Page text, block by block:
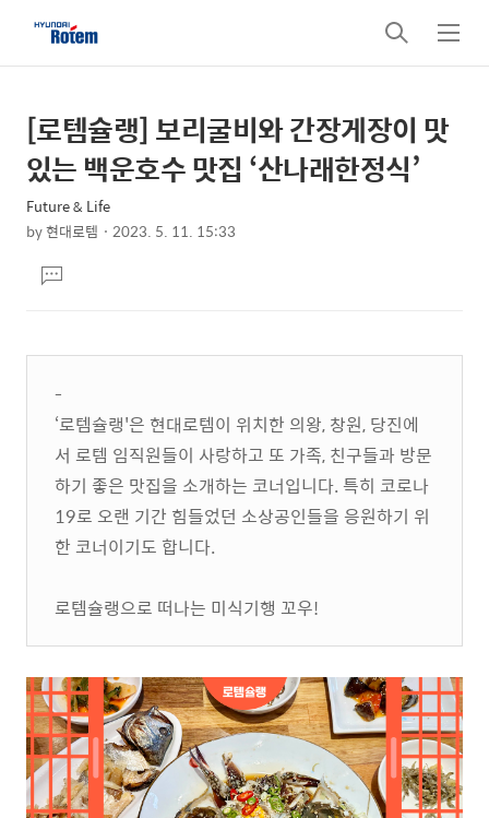
검
색
메
뉴
상
세
컨
텐
본
문
제
목
[로템슐랭] 보리굴비와 간장게장이 맛
있는 백운호수 맛집 ‘산나래한정식’
Future & Life
by현대로템 2023. 5. 11. 15:33
문댓
글
-
‘로템슐랭'은 현대로템이 위치한 의왕, 창원, 당진에
서 로템 임직원들이 사랑하고 또 가족, 친구들과 방문
하기 좋은 맛집을 소개하는 코너입니다. 특히 코로나
19로 오랜 기간 힘들었던 소상공인들을 응원하기 위
한 코너이기도 합니다.
로템슐랭으로 떠나는 미식기행 꼬우!